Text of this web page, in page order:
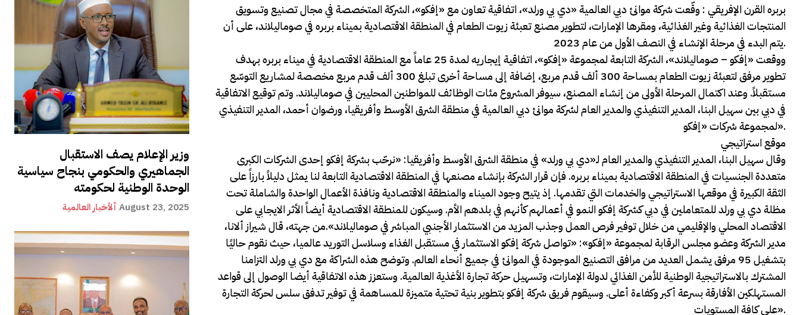
وزير الإعلام يصف الاستقبال
الجماهيري والحكومي بنجاح سياسية
الوحدة الوطنية لحكومته
ألأخبار العالمية August 23, 2025
بربره القرن الإفريقي : وقّعت شركة موانئ دبي العالمية «دي بي ورلد»، اتفاقية تعاون مع «إفكو»، الشركة المتخصصة في مجال تصنيع وتسويق
المنتجات الغذائية وغير الغذائية، ومقرها الإمارات، لتطوير مصنع تعبئة زيوت الطعام في المنطقة الاقتصادية بميناء بربره في صوماليلاند، على أن
يتم البدء في مرحلة الإنشاء في النصف الأول من عام 2023.
ووقعت «إفكو – صوماليلاند»، الشركة التابعة لمجموعة «إفكو»، اتفاقية إيجاريه لمدة 25 عاماً مع المنطقة الاقتصادية في ميناء بربره بهدف
تطوير مرفق لتعبئة زيوت الطعام بمساحة 300 ألف قدم مربع، إضافة إلى مساحة أخرى تبلغ 300 ألف قدم مربع مخصصة لمشاريع التوسّع
مستقبلاً. وعند اكتمال المرحلة الأولى من إنشاء المصنع، سيوفر المشروع مئات الوظائف للمواطنين المحليين في صوماليلاند. وتم توقيع الاتفاقية
في دبي بين سهيل البنا، المدير التنفيذي والمدير العام لشركة موانئ دبي العالمية في منطقة الشرق الأوسط وأفريقيا، ورضوان أحمد، المدير التنفيذي
لمجموعة شركات «إفكو».
موقع استراتيجي
وقال سهيل البنا، المدير التنفيذي والمدير العام لـ«دي بي ورلد» في منطقة الشرق الأوسط وأفريقيا: «نرحّب بشركة إفكو إحدى الشركات الكبرى
متعددة الجنسيات في المنطقة الاقتصادية بميناء بربره. فإن قرار الشركة بإنشاء مصنعها في المنطقة الاقتصادية التابعة لنا يمثل دليلاً بارزاً على
الثقة الكبيرة في موقعها الاستراتيجي والخدمات التي تقدمها. إذ يتيح وجود الميناء والمنطقة الاقتصادية ونافذة الأعمال الواحدة والشاملة تحت
مظلة دي بي ورلد للمتعاملين في دبي كشركة إفكو النمو في أعمالهم كأنهم في بلدهم الأم. وسيكون للمنطقة الاقتصادية أيضاً الأثر الايجابي على
الاقتصاد المحلي والإقليمي من خلال توفير فرص العمل وجذب المزيد من الاستثمار الأجنبي المباشر في صوماليلاند».من جهته، قال شيراز ألانا،
مدير الشركة وعضو مجلس الرقابة لمجموعة «إفكو»: «تواصل شركة إفكو الاستثمار في مستقبل الغذاء وسلاسل التوريد عالميا، حيث نقوم حاليًا
بتشغيل 95 مرفق يشمل العديد من مرافق التصنيع الموجودة في الموانئ في جميع أنحاء العالم. وتوضح هذه الشراكة مع دي بي ورلد التزامنا
المشترك بالاستراتيجية الوطنية للأمن الغذائي لدولة الإمارات، وتسهيل حركة تجارة الأغذية العالمية. وستعزز هذه الاتفاقية أيضا الوصول إلى قواعد
المستهلكين الأفارقة بسرعة أكبر وكفاءة أعلى. وسيقوم فريق شركة إفكو بتطوير بنية تحتية متميزة للمساهمة في توفير تدفق سلس لحركة التجارة
على كافة المستويات».